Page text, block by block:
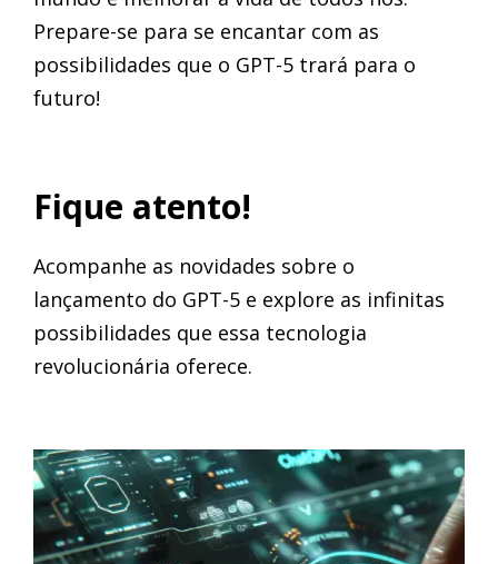
Prepare-se para se encantar com as
possibilidades que o GPT-5 trará para o
futuro!
Fique atento!
Acompanhe as novidades sobre o
lançamento do GPT-5 e explore as infinitas
possibilidades que essa tecnologia
revolucionária oferece.